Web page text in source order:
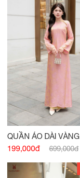
QUẦN ÁO DÀI VÀNG
199,000đ
699,000đ